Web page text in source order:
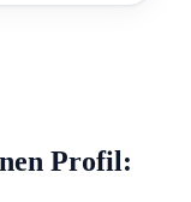
Profil: